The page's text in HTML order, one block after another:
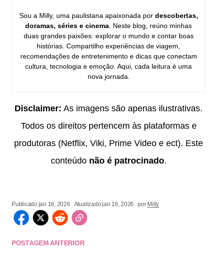
Sou a Milly, uma paulistana apaixonada por descobertas,
doramas, séries e cinema . Neste blog, reúno minhas
duas grandes paixões: explorar o mundo e contar boas
histórias. Compartilho experiências de viagem,
recomendações de entretenimento e dicas que conectam
cultura, tecnologia e emoção. Aqui, cada leitura é uma
nova jornada.
Disclaimer: As imagens são apenas ilustrativas.
Todos os direitos pertencem às plataformas e
produtoras (Netflix, Viki, Prime Video e ect). Este
conteúdo não é patrocinado.
Publicado:jan 16, 2026 Atualizado:jan 16, 2026 por Milly
POSTAGEM ANTERIOR